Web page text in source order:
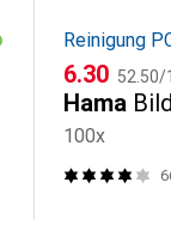
Reinigung
CHF
6.30 CHF
52.50/1l
Hama
100x